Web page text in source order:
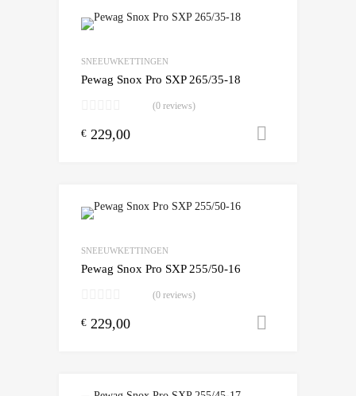
SNEEUWKETTINGEN
Pewag Snox Pro SXP 265/35-18
(0 reviews)
€ 229,00
SNEEUWKETTINGEN
Pewag Snox Pro SXP 255/50-16
(0 reviews)
€ 229,00